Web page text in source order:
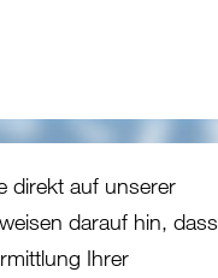
direkt auf unserer
darauf hin, dass
Ihrer